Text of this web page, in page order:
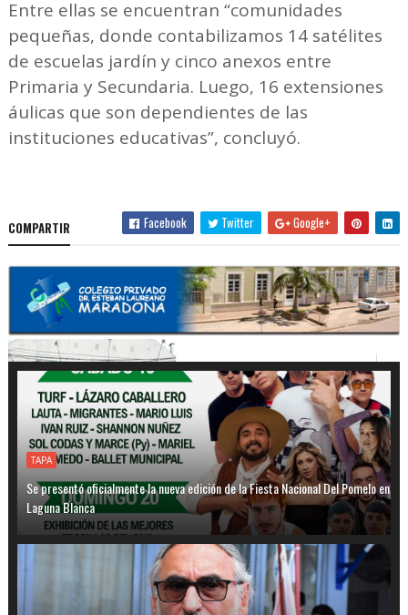
Entre ellas se encuentran “comunidades
pequeñas, donde contabilizamos 14 satélites
de escuelas jardín y cinco anexos entre
Primaria y Secundaria. Luego, 16 extensiones
áulicas que son dependientes de las
instituciones educativas”, concluyó.
COMPARTIR Facebook Twitter Google+
TAPA
Se presentó oficialmente la nueva edición de la Fiesta Nacional Del Pomelo en
Laguna Blanca